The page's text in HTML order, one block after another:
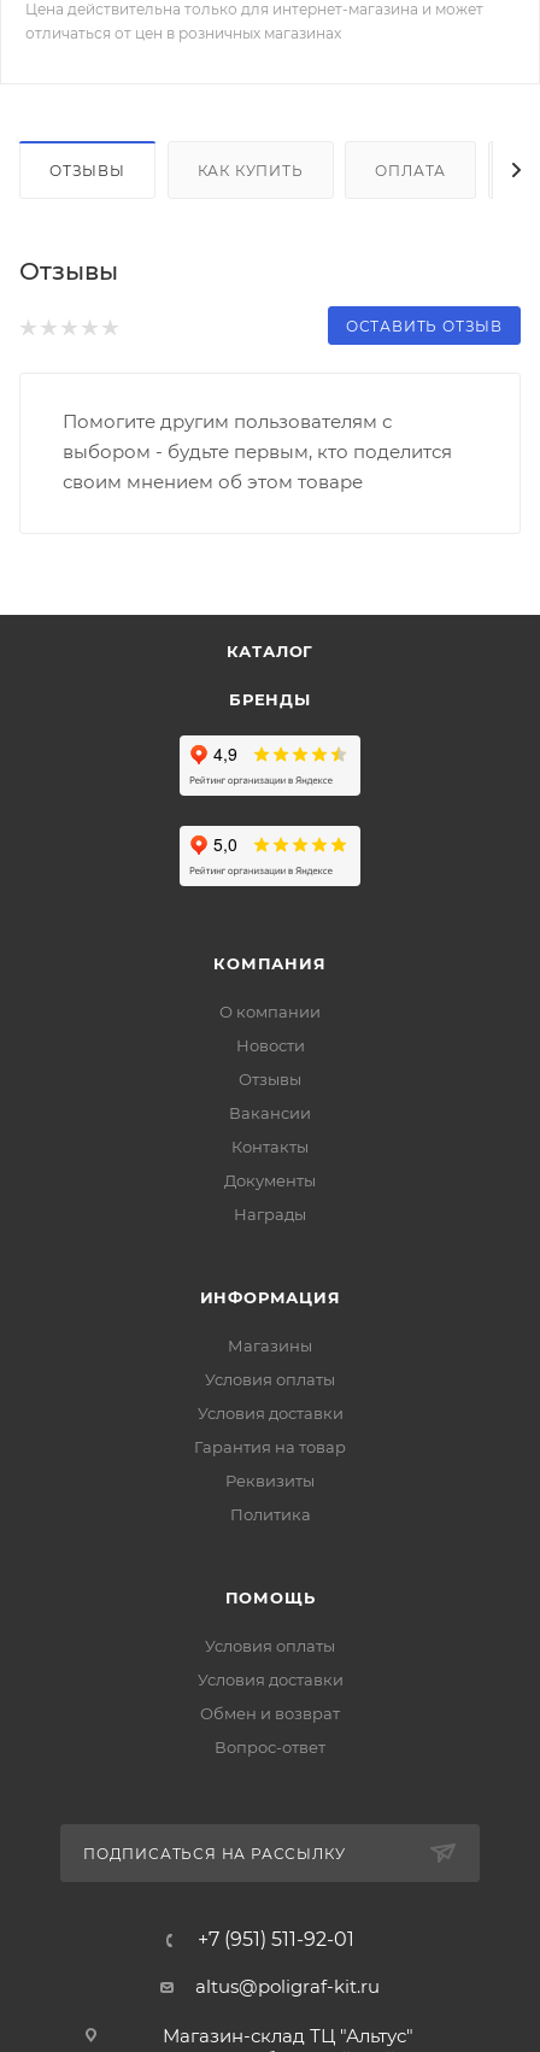
Цена действительна только для интернет-магазина и может
отличаться от цен в розничных магазинах
ОТЗЫВЫ КАК КУПИТЬ ОПЛАТА
Отзывы
ОСТАВИТЬ ОТЗЫВ
Помогите другим пользователям с
выбором - будьте первым, кто поделится
своим мнением об этом товаре
КАТАЛОГ
БРЕНДЫ
КОМПАНИЯ
О компании
Новости
Отзывы
Вакансии
Контакты
Документы
Награды
ИНФОРМАЦИЯ
Магазины
Условия оплаты
Условия доставки
Гарантия на товар
Реквизиты
Политика
ПОМОЩЬ
Условия оплаты
Условия доставки
Обмен и возврат
Вопрос-ответ
ПОДПИСАТЬСЯ НА РАССЫЛКУ
+7 (951) 511-92-01
altus@poligraf-kit.ru
Магазин-склад ТЦ "Альтус"